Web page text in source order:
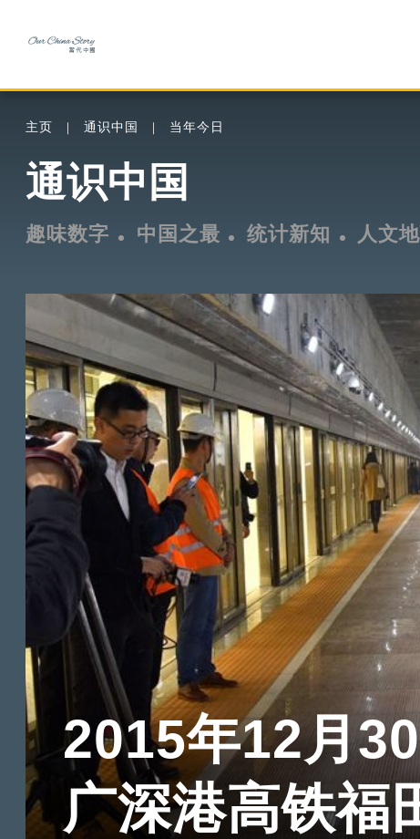
主页 通识中国 当年今日
通识中国
趣味数字 中国之最 统计新知 人文
2015年12月30
广深港高铁福